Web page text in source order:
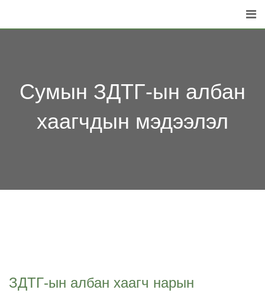
Сумын ЗДТГ-ын албан
хаагчдын мэдээлэл
ЗДТГ-ын албан хаагч нарын